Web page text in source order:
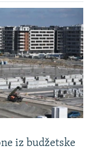
iz budžetske